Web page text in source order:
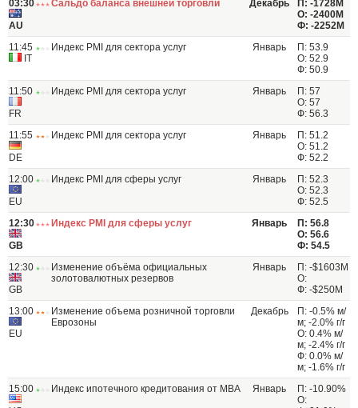
03:30
AU
Сальдо баланса внешней торговли Декабрь
П: -1728M
О: -2400M
Ф: -2252M
11:45
IT
Индекс PMI для сектора услуг Январь
П: 53.9
О: 52.9
Ф: 50.9
11:50
FR
Индекс PMI для сектора услуг Январь
П: 57
О: 57
Ф: 56.3
11:55
DE
Индекс PMI для сектора услуг Январь
П: 51.2
О: 51.2
Ф: 52.2
12:00
EU
Индекс PMI для сферы услуг Январь
П: 52.3
О: 52.3
Ф: 52.5
12:30
GB
Индекс PMI для сферы услуг Январь
П: 56.8
О: 56.6
Ф: 54.5
12:30
GB
Изменение объёма официальных
золотовалютных резервов
Январь
П: -$1603M
О:
Ф: -$250M
13:00
EU
Изменение объема розничной торговли
Еврозоны
Декабрь
П: -0.5% м/
м; -2.0% г/г
О: 0.4% м/
м; -2.4% г/г
Ф: 0.0% м/
м; -1.6% г/г
15:00
Индекс ипотечного кредитования от МВА Январь
П: -10.90%
О: